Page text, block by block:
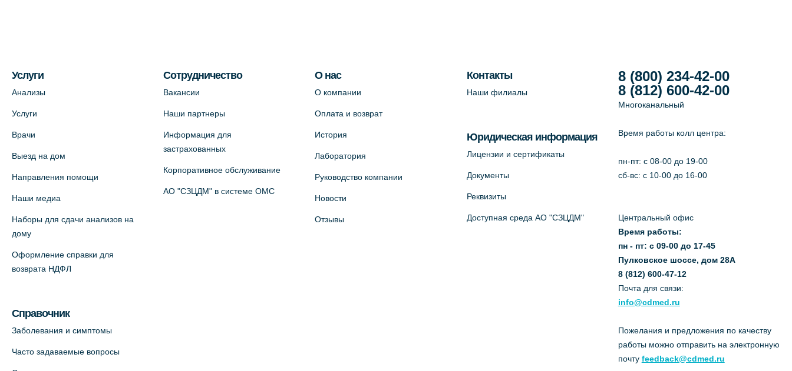
+7 (812) 660-73-69
На карте
партнер)
+7 (812) 660-73-69
На карте
Семейный" (официальный партнер),
Красносельское шоссе, 54, к.3
Услуги
Анализы
Услуги
Врачи
Выезд на дом
Направления помощи
Наши медиа
Наборы для сдачи анализов на
дому
Оформление справки для
возврата НДФЛ
Справочник
Заболевания и симптомы
Часто задаваемые вопросы
Сотрудничество
Вакансии
Наши партнеры
Информация для
застрахованных
Корпоративное обслуживание
АО "СЗЦДМ" в системе ОМС
О нас
О компании
Оплата и возврат
История
Лаборатория
Руководство компании
Новости
Отзывы
Контакты
Наши филиалы
Юридическая информация
Лицензии и сертификаты
Документы
Реквизиты
Доступная среда АО "СЗЦДМ"
8 (800) 234-42-00
8 (812) 600-42-00
Многоканальный
Время работы колл центра:
пн-пт: c 08-00 до 19-00
сб-вс: с 10-00 до 16-00
Центральный офис
Время работы:
пн - пт: с 09-00 до 17-45
Пулковское шоссе, дом 28А
8 (812) 600-47-12
Почта для связи:
info@cdmed.ru
Пожелания и предложения по качеству
работы можно отправить на электронную
почту feedback@cdmed.ru